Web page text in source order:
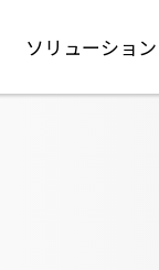
ソリューション